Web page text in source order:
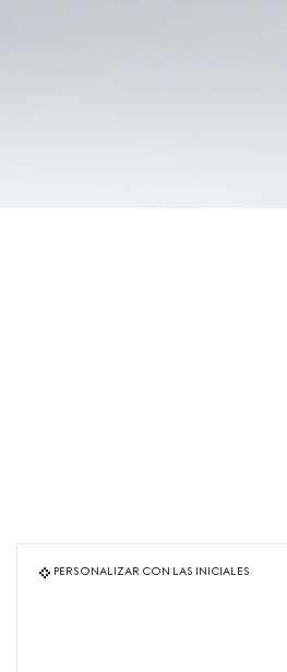
PERSONALIZAR CON LAS INICIALES